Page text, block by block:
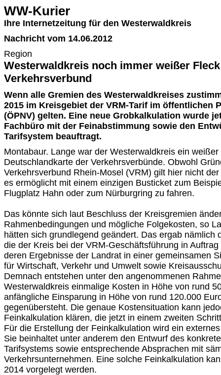
WW-Kurier
Ihre Internetzeitung für den Westerwaldkreis
Nachricht vom 14.06.2012
Region
Westerwaldkreis noch immer weißer
Verkehrsverbund
Wenn alle Gremien des Westerwaldkreises
2015 im Kreisgebiet der VRM-Tarif im öffentlichen
(ÖPNV) gelten. Eine neue Grobkalkulation wurde
Fachbüro mit der Feinabstimmung sowie den
Tarifsystem beauftragt.
Montabaur. Lange war der Westerwaldkreis ein
Deutschlandkarte der Verkehrsverbünde. Obwohl
Verkehrsverbund Rhein-Mosel (VRM) gilt hier nicht
es ermöglicht mit einem einzigen Busticket zum
Flugplatz Hahn oder zum Nürburgring zu fahren.
Das könnte sich laut Beschluss der Kreisgremien
Rahmenbedingungen und mögliche Folgekosten, so
hätten sich grundlegend geändert. Das ergab nämlich
die der Kreis bei der VRM-Geschäftsführung in
deren Ergebnisse der Landrat in einer gemeinsamen
für Wirtschaft, Verkehr und Umwelt sowie
Demnach entstehen unter den angenommenen
Westerwaldkreis einmalige Kosten in Höhe von rund
anfängliche Einsparung in Höhe von rund 120.000
gegenübersteht. Die genaue Kostensituation kann
Feinkalkulation klären, die jetzt in einem zweiten
Für die Erstellung der Feinkalkulation wird ein
Sie beinhaltet unter anderem den Entwurf des
Tarifsystems sowie entsprechende Absprachen mit
Verkehrsunternehmen. Eine solche Feinkalkulation
2014 vorgelegt werden.